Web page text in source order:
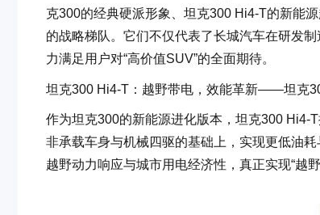
克300的经典硬派形象、坦克300 Hi4-T的新能
的战略梯队。它们不仅代表了长城汽车在研发
力满足用户对“高价值SUV”的全面期待。
坦克300 Hi4-T：越野带电，效能革新——坦克
作为坦克300的新能源进化版本，坦克300 Hi4-
非承载车身与机械四驱的基础上，实现更低油
越野动力响应与城市用电经济性，真正实现“越